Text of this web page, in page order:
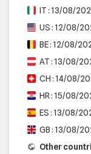
IT : 13/08/
US : 12/08/
BE : 12/08/
AT : 13/08/
CH : 14/08/
HR : 15/08/
ES : 13/08/
GB : 13/08/
Other